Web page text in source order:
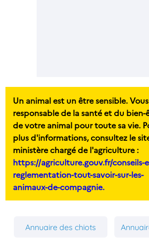
Un animal est un être sensible.
responsable de la santé et du bien-
de votre animal pour toute sa vie.
plus d'informations, consultez le
ministère chargé de l'agriculture :
https://agriculture.gouv.fr/conseils-
reglementation-tout-savoir-sur-les-
animaux-de-compagnie.
Annuaire des chiots